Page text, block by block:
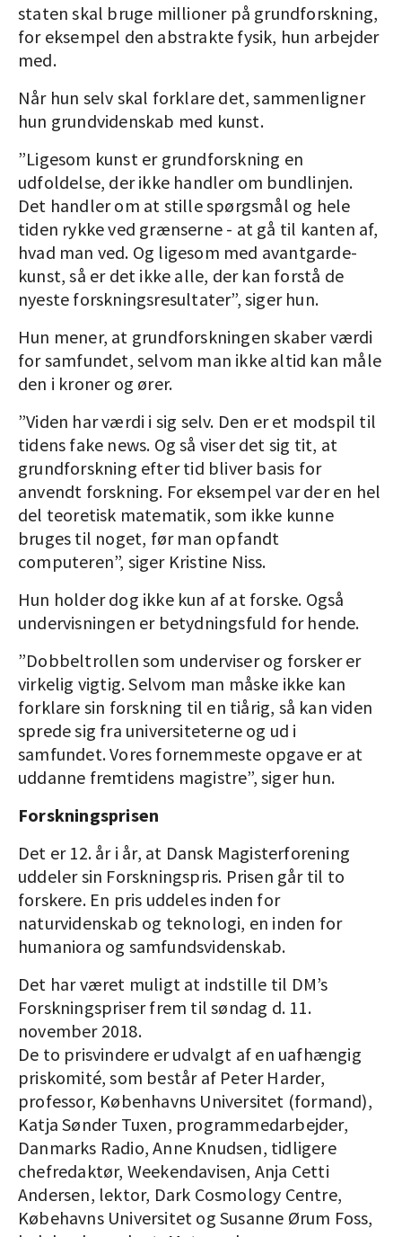
staten skal bruge millioner på grundforskning,
for eksempel den abstrakte fysik, hun arbejder
med.
Når hun selv skal forklare det, sammenligner
hun grundvidenskab med kunst.
”Ligesom kunst er grundforskning en
udfoldelse, der ikke handler om bundlinjen.
Det handler om at stille spørgsmål og hele
tiden rykke ved grænserne - at gå til kanten af,
hvad man ved. Og ligesom med avantgarde-
kunst, så er det ikke alle, der kan forstå de
nyeste forskningsresultater”, siger hun.
Hun mener, at grundforskningen skaber værdi
for samfundet, selvom man ikke altid kan måle
den i kroner og ører.
”Viden har værdi i sig selv. Den er et modspil til
tidens fake news. Og så viser det sig tit, at
grundforskning efter tid bliver basis for
anvendt forskning. For eksempel var der en hel
del teoretisk matematik, som ikke kunne
bruges til noget, før man opfandt
computeren”, siger Kristine Niss.
Hun holder dog ikke kun af at forske. Også
undervisningen er betydningsfuld for hende.
”Dobbeltrollen som underviser og forsker er
virkelig vigtig. Selvom man måske ikke kan
forklare sin forskning til en tiårig, så kan viden
sprede sig fra universiteterne og ud i
samfundet. Vores fornemmeste opgave er at
uddanne fremtidens magistre”, siger hun.
Forskningsprisen
Det er 12. år i år, at Dansk Magisterforening
uddeler sin Forskningspris. Prisen går til to
forskere. En pris uddeles inden for
naturvidenskab og teknologi, en inden for
humaniora og samfundsvidenskab.
Det har været muligt at indstille til DM’s
Forskningspriser frem til søndag d. 11.
november 2018.
De to prisvindere er udvalgt af en uafhængig
priskomité, som består af Peter Harder,
professor, Københavns Universitet (formand),
Katja Sønder Tuxen, programmedarbejder,
Danmarks Radio, Anne Knudsen, tidligere
chefredaktør, Weekendavisen, Anja Cetti
Andersen, lektor, Dark Cosmology Centre,
Købehavns Universitet og Susanne Ørum Foss,